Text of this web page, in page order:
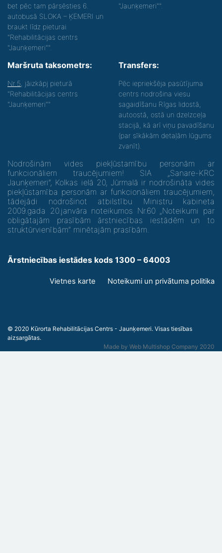
bet pēc tam pārsēsties 6.
autobusā SLOKA – ĶEMERI un
braukt līdz pieturai
"Rehabilitācijas centrs
"Jaunķemeri"".
"Jaunķemeri"".
Maršruta taksometrs:
Nr.5 , jāizkāpj pieturā
"Rehabilitācijas centrs
"Jaunķemeri""
Transfers:
Pēc iepriekšēja pasūtījuma
centrs nodrošina viesu
sagaidīšanu Rīgas lidostā,
autoostā, ostā un dzelzceļa
stacijā, kā arī viņu pavadīšanu
(par sīkākām detaļām lūgums
zvanīt).
Nodrošinām vides piekļūstamību personām ar
funkcionāliem traucējumiem! SIA „Sanare-KRC
Jaunķemeri”, Kolkas ielā 20, Jūrmalā ir nodrošināta vides
piekļūstamība personām ar funkcionāliem traucējumiem,
tādejādi nodrošinot atbilstību Ministru kabineta
2009.gada 20.janvāra noteikumos Nr.60 „Noteikumi par
obligātajām prasībām ārstniecības iestādēm un to
struktūrvienībām” minētajām prasībām.
Ārstniecības iestādes kods 1300 – 64003
Vietnes karte Noteikumi un privātuma politika
© 2020 Kūrorta Rehabilitācijas Centrs - Jaunķemeri. Visas tiesības
aizsargātas.
Made by Web Multishop Company 2020